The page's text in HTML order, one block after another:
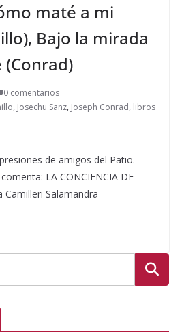
maté a mi
Bajo la mirada
0 comentarios
, Josechu Sanz, Joseph Conrad, libros
de amigos del Patio.
LA CONCIENCIA DE
Camilleri Salamandra